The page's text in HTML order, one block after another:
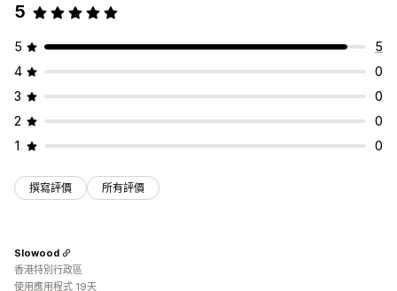
5
5
5
4
0
3
0
2
0
1
0
撰寫評價 所有評價
Slowood
香港特別行政區
使用應用程式 19天